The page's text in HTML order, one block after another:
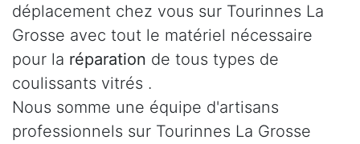
déplacement chez vous sur Tourinnes La
Grosse avec tout le matériel nécessaire
pour la réparation de tous types de
coulissants vitrés .
Nous somme une équipe d'artisans
professionnels sur Tourinnes La Grosse